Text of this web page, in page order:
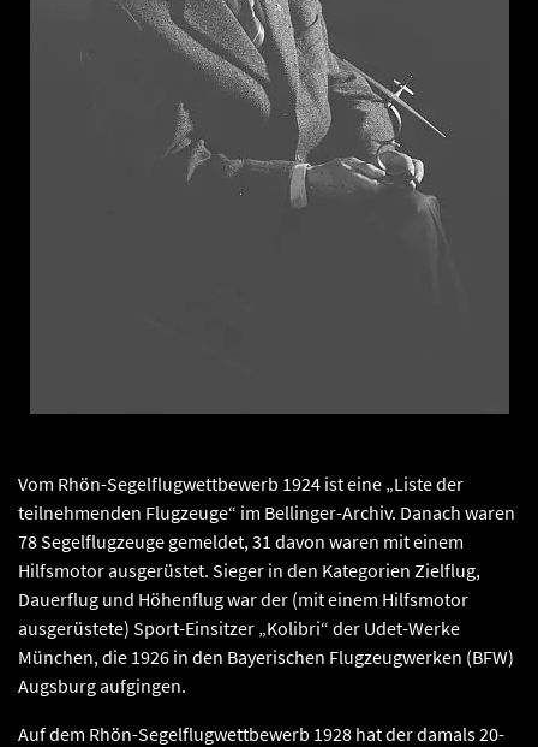
Vom Rhön-Segelflugwettbewerb 1924 ist eine „Liste der
teilnehmenden Flugzeuge“ im Bellinger-Archiv. Danach waren
78 Segelflugzeuge gemeldet, 31 davon waren mit einem
Hilfsmotor ausgerüstet. Sieger in den Kategorien Zielflug,
Dauerflug und Höhenflug war der (mit einem Hilfsmotor
ausgerüstete) Sport-Einsitzer „Kolibri“ der Udet-Werke
München, die 1926 in den Bayerischen Flugzeugwerken (BFW)
Augsburg aufgingen.
Auf dem Rhön-Segelflugwettbewerb 1928 hat der damals 20-